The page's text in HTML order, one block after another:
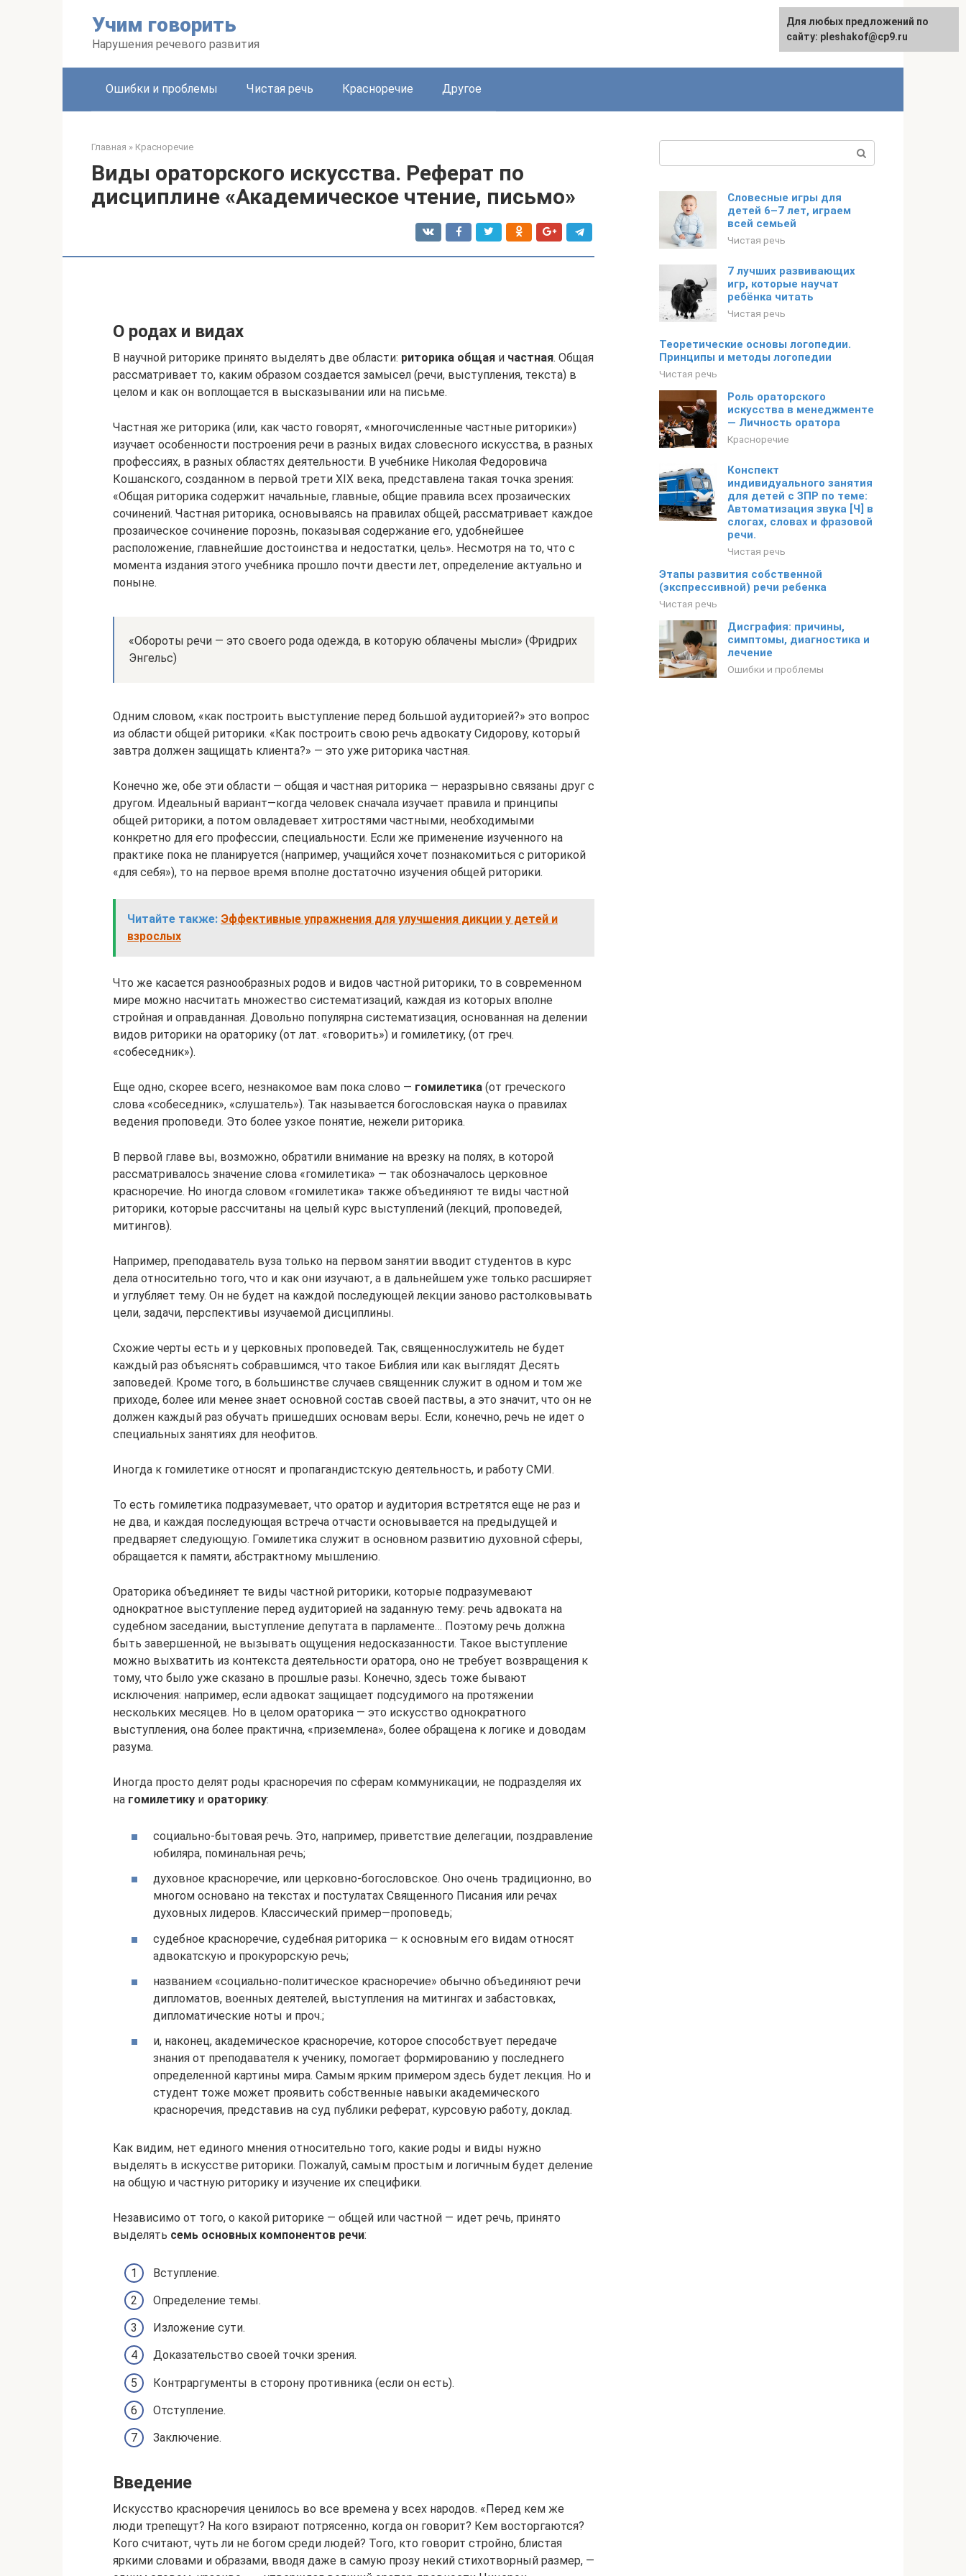
Учим говорить
Нарушения речевого развития
Ошибки и проблемы Чистая речь Красноречие Другое
Главная » Красноречие
Виды ораторского искусства. Реферат по
дисциплине «Академическое чтение, письмо»
О родах и видах
В научной риторике принято выделять две области: риторика общая и частная. Общая
рассматривает то, каким образом создается замысел (речи, выступления, текста) в
целом и как он воплощается в высказывании или на письме.
Частная же риторика (или, как часто говорят, «многочисленные частные риторики»)
изучает особенности построения речи в разных видах словесного искусства, в разных
профессиях, в разных областях деятельности. В учебнике Николая Федоровича
Кошанского, созданном в первой трети XIX века, представлена такая точка зрения:
«Общая риторика содержит начальные, главные, общие правила всех прозаических
сочинений. Частная риторика, основываясь на правилах общей, рассматривает каждое
прозаическое сочинение порознь, показывая содержание его, удобнейшее
расположение, главнейшие достоинства и недостатки, цель». Несмотря на то, что с
момента издания этого учебника прошло почти двести лет, определение актуально и
поныне.
«Обороты речи — это своего рода одежда, в которую облачены мысли» (Фридрих
Энгельс)
Одним словом, «как построить выступление перед большой аудиторией?» это вопрос
из области общей риторики. «Как построить свою речь адвокату Сидорову, который
завтра должен защищать клиента?» — это уже риторика частная.
Конечно же, обе эти области — общая и частная риторика — неразрывно связаны друг с
другом. Идеальный вариант—когда человек сначала изучает правила и принципы
общей риторики, а потом овладевает хитростями частными, необходимыми
конкретно для его профессии, специальности. Если же применение изученного на
практике пока не планируется (например, учащийся хочет познакомиться с риторикой
«для себя»), то на первое время вполне достаточно изучения общей риторики.
Читайте также: Эффективные упражнения для улучшения дикции у детей и
взрослых
Что же касается разнообразных родов и видов частной риторики, то в современном
мире можно насчитать множество систематизаций, каждая из которых вполне
стройная и оправданная. Довольно популярна систематизация, основанная на делении
видов риторики на ораторику (от лат. «говорить») и гомилетику, (от греч.
«собеседник»).
Еще одно, скорее всего, незнакомое вам пока слово — гомилетика (от греческого
слова «собеседник», «слушатель»). Так называется богословская наука о правилах
ведения проповеди. Это более узкое понятие, нежели риторика.
В первой главе вы, возможно, обратили внимание на врезку на полях, в которой
рассматривалось значение слова «гомилетика» — так обозначалось церковное
красноречие. Но иногда словом «гомилетика» также объединяют те виды частной
риторики, которые рассчитаны на целый курс выступлений (лекций, проповедей,
митингов).
Например, преподаватель вуза только на первом занятии вводит студентов в курс
дела относительно того, что и как они изучают, а в дальнейшем уже только расширяет
и углубляет тему. Он не будет на каждой последующей лекции заново растолковывать
цели, задачи, перспективы изучаемой дисциплины.
Схожие черты есть и у церковных проповедей. Так, священнослужитель не будет
каждый раз объяснять собравшимся, что такое Библия или как выглядят Десять
заповедей. Кроме того, в большинстве случаев священник служит в одном и том же
приходе, более или менее знает основной состав своей паствы, а это значит, что он не
должен каждый раз обучать пришедших основам веры. Если, конечно, речь не идет о
специальных занятиях для неофитов.
Иногда к гомилетике относят и пропагандистскую деятельность, и работу СМИ.
То есть гомилетика подразумевает, что оратор и аудитория встретятся еще не раз и
не два, и каждая последующая встреча отчасти основывается на предыдущей и
предваряет следующую. Гомилетика служит в основном развитию духовной сферы,
обращается к памяти, абстрактному мышлению.
Ораторика объединяет те виды частной риторики, которые подразумевают
однократное выступление перед аудиторией на заданную тему: речь адвоката на
судебном заседании, выступление депутата в парламенте… Поэтому речь должна
быть завершенной, не вызывать ощущения недосказанности. Такое выступление
можно выхватить из контекста деятельности оратора, оно не требует возвращения к
тому, что было уже сказано в прошлые разы. Конечно, здесь тоже бывают
исключения: например, если адвокат защищает подсудимого на протяжении
нескольких месяцев. Но в целом ораторика — это искусство однократного
выступления, она более практична, «приземлена», более обращена к логике и доводам
разума.
Иногда просто делят роды красноречия по сферам коммуникации, не подразделяя их
на гомилетику и ораторику:
социально-бытовая речь. Это, например, приветствие делегации, поздравление
юбиляра, поминальная речь;
духовное красноречие, или церковно-богословское. Оно очень традиционно, во
многом основано на текстах и постулатах Священного Писания или речах
духовных лидеров. Классический пример—проповедь;
судебное красноречие, судебная риторика — к основным его видам относят
адвокатскую и прокурорскую речь;
названием «социально-политическое красноречие» обычно объединяют речи
дипломатов, военных деятелей, выступления на митингах и забастовках,
дипломатические ноты и проч.;
и, наконец, академическое красноречие, которое способствует передаче
знания от преподавателя к ученику, помогает формированию у последнего
определенной картины мира. Самым ярким примером здесь будет лекция. Но и
студент тоже может проявить собственные навыки академического
красноречия, представив на суд публики реферат, курсовую работу, доклад.
Как видим, нет единого мнения относительно того, какие роды и виды нужно
выделять в искусстве риторики. Пожалуй, самым простым и логичным будет деление
на общую и частную риторику и изучение их специфики.
Независимо от того, о какой риторике — общей или частной — идет речь, принято
выделять семь основных компонентов речи:
Вступление.
Определение темы.
Изложение сути.
Доказательство своей точки зрения.
Контраргументы в сторону противника (если он есть).
Отступление.
Заключение.
Введение
Искусство красноречия ценилось во все времена у всех народов. «Перед кем же
люди трепещут? На кого взирают потрясенно, когда он говорит? Кем восторгаются?
Кого считают, чуть ли не богом среди людей? Того, кто говорит стройно, блистая
яркими словами и образами, вводя даже в самую прозу некий стихотворный размер, —
Словесные игры для
детей 6–7 лет, играем
всей семьей
Чистая речь
7 лучших развивающих
игр, которые научат
ребёнка читать
Чистая речь
Теоретические основы логопедии.
Принципы и методы логопедии
Чистая речь
Роль ораторского
искусства в менеджменте
— Личность оратора
Красноречие
Конспект
индивидуального занятия
для детей с ЗПР по теме:
Автоматизация звука [Ч] в
слогах, словах и фразовой
речи.
Чистая речь
Этапы развития собственной
(экспрессивной) речи ребенка
Чистая речь
Дисграфия: причины,
симптомы, диагностика и
лечение
Ошибки и проблемы
Для любых предложений по
сайту: pleshakof@cp9.ru